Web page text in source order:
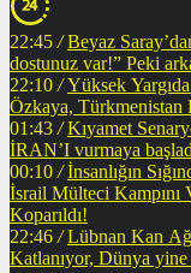
22:45 / Beyaz
dostunuz var!” Peki
22:10 / Yüksek
Özkaya,
01:43 / Kıyamet Senaryosu
İRAN’I vurmaya
00:10 / İnsanlığın
İsrail Mülteci
Koparıldı!
22:46 / Lübnan Kan
Katlanıyor, Dünya